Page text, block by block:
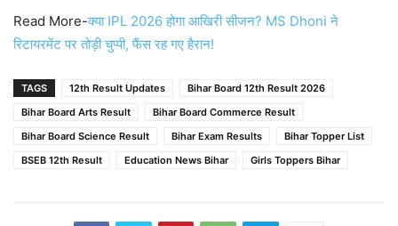
Read More-क्या IPL 2026 होगा आखिरी सीजन? MS Dhoni ने
रिटायरमेंट पर तोड़ी चुप्पी, फैंस रह गए हैरान!
TAGS 12th Result Updates
Bihar Board 12th Result 2026
Bihar Board Arts Result
Bihar Board Commerce Result
Bihar Board Science Result
Bihar Exam Results
Bihar Topper List
BSEB 12th Result
Education News Bihar Girls Toppers Bihar